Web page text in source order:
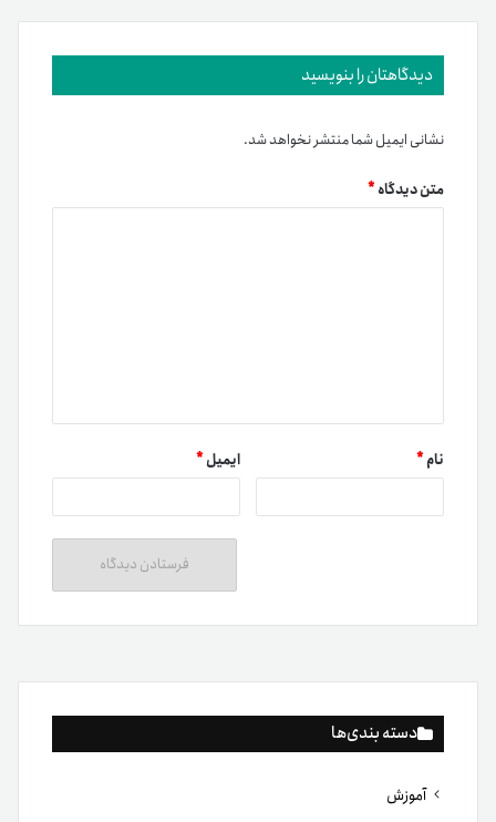
دسته بندی‌ها
آموزش
دیدگاهتان را بنویسید
نشانی ایمیل شما منتشر نخواهد شد.
متن دیدگاه*
نام* ایمیل*